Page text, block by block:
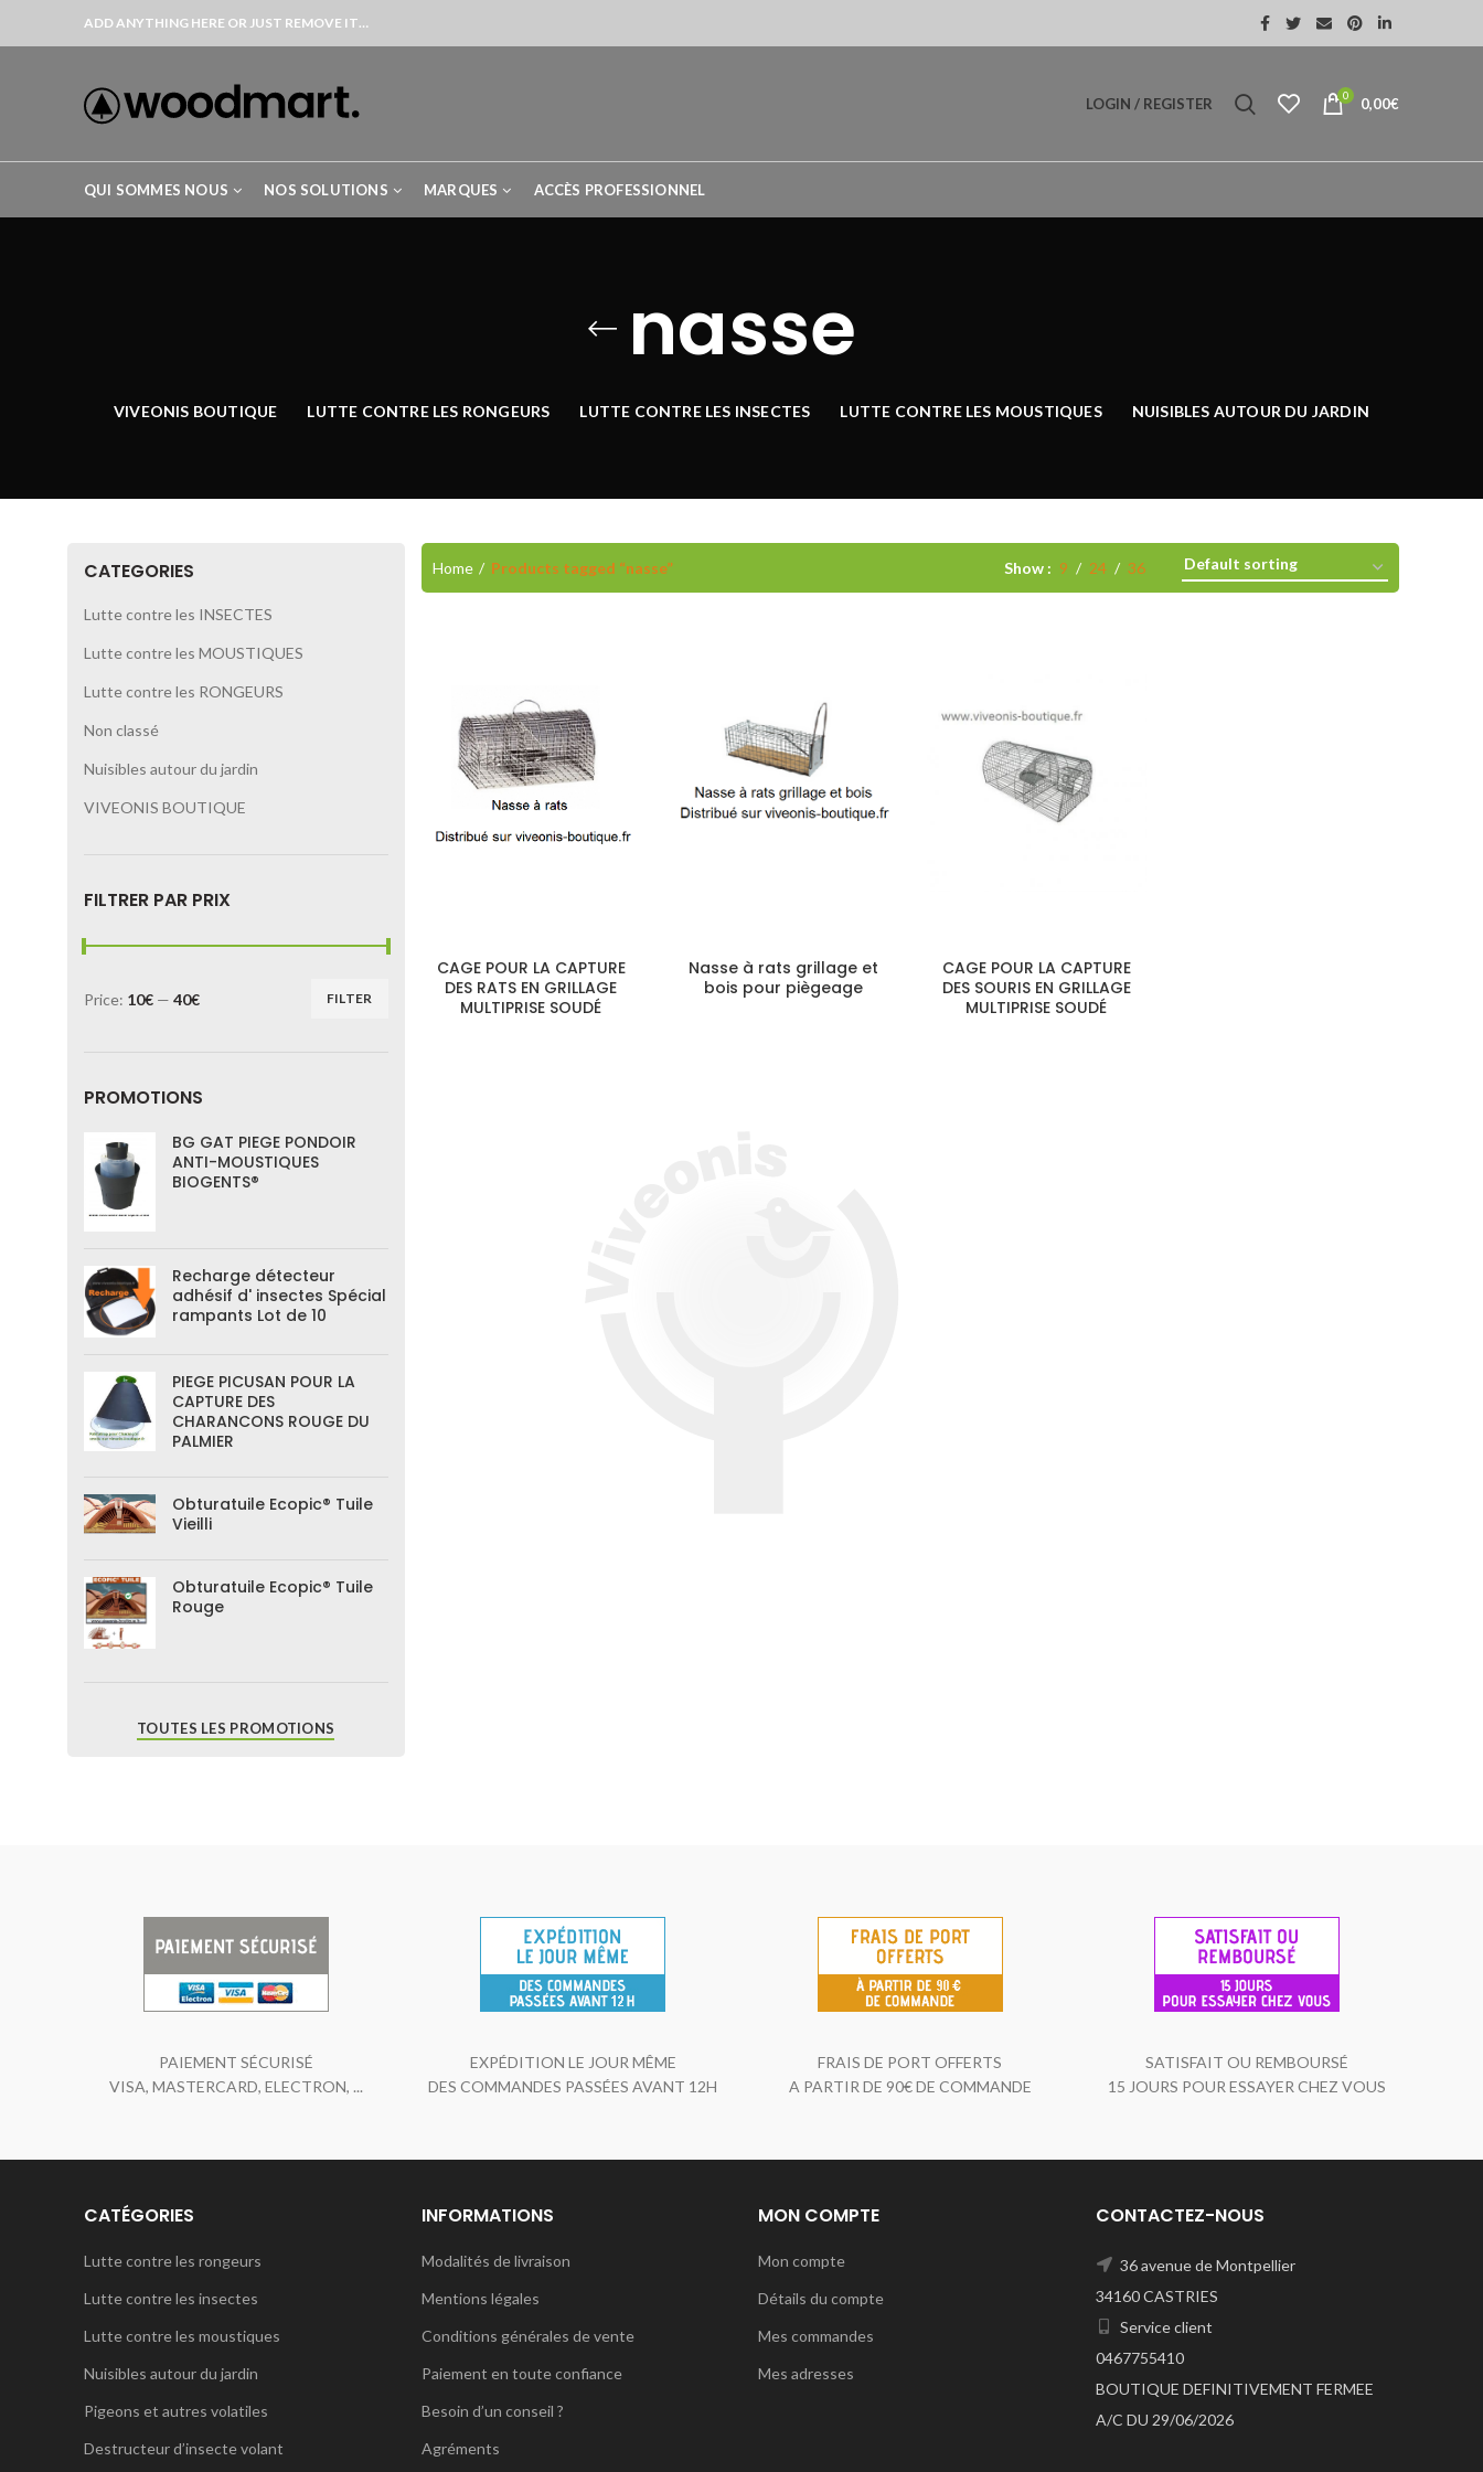
ADD ANYTHING HERE OR JUST REMOVE IT…
LOGIN / REGISTER 0 0,00€
QUI SOMMES NOUS NOS SOLUTIONS MARQUES ACCÈS PROFESSIONNEL
nasse
VIVEONIS BOUTIQUE LUTTE CONTRE LES RONGEURS LUTTE CONTRE LES INSECTES LUTTE CONTRE LES MOUSTIQUES NUISIBLES AUTOUR DU JARDIN
CATEGORIES
Lutte contre les INSECTES
Lutte contre les MOUSTIQUES
Lutte contre les RONGEURS
Non classé
Nuisibles autour du jardin
VIVEONIS BOUTIQUE
FILTRER PAR PRIX
FILTER
Price: 10€ — 40€
PROMOTIONS
BG GAT PIEGE PONDOIR
ANTI-MOUSTIQUES
BIOGENTS®
Recharge détecteur
adhésif d' insectes Spécial
rampants Lot de 10
PIEGE PICUSAN POUR LA
CAPTURE DES
CHARANCONS ROUGE DU
PALMIER
Obturatuile Ecopic® Tuile
Vieilli
Obturatuile Ecopic® Tuile
Rouge
TOUTES LES PROMOTIONS
Home Products tagged “nasse” Show 9 24 36
CAGE POUR LA CAPTURE
DES RATS EN GRILLAGE
MULTIPRISE SOUDÉ
Nasse à rats grillage et
bois pour piègeage
CAGE POUR LA CAPTURE
DES SOURIS EN GRILLAGE
MULTIPRISE SOUDÉ
PAIEMENT SÉCURISÉ
VISA, MASTERCARD, ELECTRON, ...
EXPÉDITION LE JOUR MÊME
DES COMMANDES PASSÉES AVANT 12H
FRAIS DE PORT OFFERTS
A PARTIR DE 90€ DE COMMANDE
SATISFAIT OU REMBOURSÉ
15 JOURS POUR ESSAYER CHEZ VOUS
CATÉGORIES
Lutte contre les rongeurs
Lutte contre les insectes
Lutte contre les moustiques
Nuisibles autour du jardin
Pigeons et autres volatiles
Destructeur d’insecte volant
INFORMATIONS
Modalités de livraison
Mentions légales
Conditions générales de vente
Paiement en toute confiance
Besoin d’un conseil ?
Agréments
MON COMPTE
Mon compte
Détails du compte
Mes commandes
Mes adresses
CONTACTEZ-NOUS
36 avenue de Montpellier
34160 CASTRIES
Service client
0467755410
BOUTIQUE DEFINITIVEMENT FERMEE
A/C DU 29/06/2026